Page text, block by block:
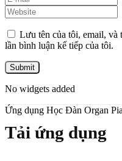
Lưu tên của tôi, email, và
lần bình luận kế tiếp của tôi.
No widgets added
Ứng dụng Học Đàn Organ
Tải ứng dụng